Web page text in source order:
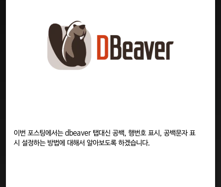
이번 포스팅에서는 dbeaver 탭대신 공백, 행번호 표시, 공백문자 표
시 설정하는 방법에 대해서 알아보도록 하겠습니다.